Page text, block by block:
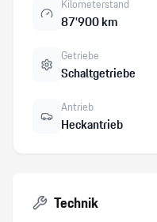
Kilometerstand
87’900 km
Getriebe
Schaltgetriebe
Antrieb
Heckantrieb
Technik